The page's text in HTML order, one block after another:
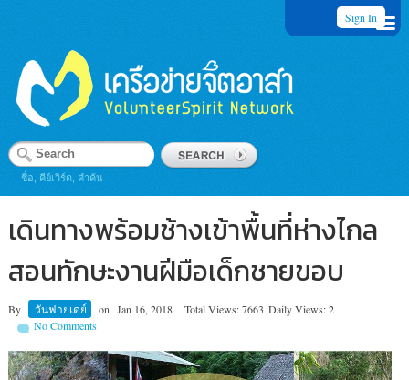
Sign In
ชื่อ, คีย์เวิร์ด, คำค้น
เดินทางพร้อมช้างเข้าพื้นที่ห่างไกล
สอนทักษะงานฝีมือเด็กชายขอบ
By วันฟายเดย์ on Jan 16, 2018 Total Views: 7663 Daily Views: 2
No Comments